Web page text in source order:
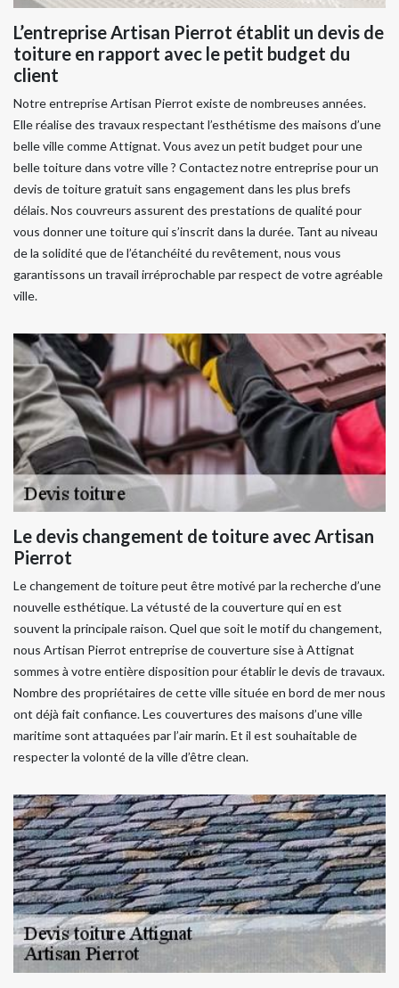
L’entreprise Artisan Pierrot établit un devis de
toiture en rapport avec le petit budget du
client
Notre entreprise Artisan Pierrot existe de nombreuses années.
Elle réalise des travaux respectant l’esthétisme des maisons d’une
belle ville comme Attignat. Vous avez un petit budget pour une
belle toiture dans votre ville ? Contactez notre entreprise pour un
devis de toiture gratuit sans engagement dans les plus brefs
délais. Nos couvreurs assurent des prestations de qualité pour
vous donner une toiture qui s’inscrit dans la durée. Tant au niveau
de la solidité que de l’étanchéité du revêtement, nous vous
garantissons un travail irréprochable par respect de votre agréable
ville.
Le devis changement de toiture avec Artisan
Pierrot
Le changement de toiture peut être motivé par la recherche d’une
nouvelle esthétique. La vétusté de la couverture qui en est
souvent la principale raison. Quel que soit le motif du changement,
nous Artisan Pierrot entreprise de couverture sise à Attignat
sommes à votre entière disposition pour établir le devis de travaux.
Nombre des propriétaires de cette ville située en bord de mer nous
ont déjà fait confiance. Les couvertures des maisons d’une ville
maritime sont attaquées par l’air marin. Et il est souhaitable de
respecter la volonté de la ville d’être clean.